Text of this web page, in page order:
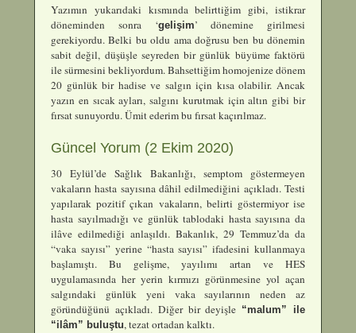
Yazımın yukarıdaki kısmında belirttiğim gibi, istikrar
döneminden sonra ‘gelişim’ dönemine girilmesi
gerekiyordu. Belki bu oldu ama doğrusu ben bu dönemin
sabit değil, düşüşle seyreden bir günlük büyüme faktörü
ile sürmesini bekliyordum. Bahsettiğim homojenize dönem
20 günlük bir hadise ve salgın için kısa olabilir. Ancak
yazın en sıcak ayları, salgını kurutmak için altın gibi bir
fırsat sunuyordu. Ümit ederim bu fırsat kaçırılmaz.
Güncel Yorum (2 Ekim 2020)
30 Eylül’de Sağlık Bakanlığı, semptom göstermeyen
vakaların hasta sayısına dâhil edilmediğini açıkladı. Testi
yapılarak pozitif çıkan vakaların, belirti göstermiyor ise
hasta sayılmadığı ve günlük tablodaki hasta sayısına da
ilâve edilmediği anlaşıldı. Bakanlık, 29 Temmuz’da da
“vaka sayısı” yerine “hasta sayısı” ifadesini kullanmaya
başlamıştı. Bu gelişme, yayılımı artan ve HES
uygulamasında her yerin kırmızı görünmesine yol açan
salgındaki günlük yeni vaka sayılarının neden az
göründüğünü açıkladı. Diğer bir deyişle “malum” ile
“ilâm” buluştu, tezat ortadan kalktı.